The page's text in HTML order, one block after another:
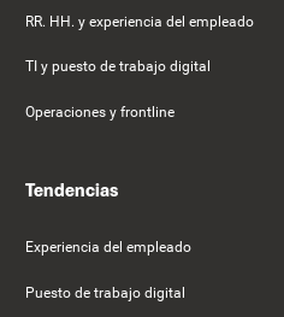
RR. HH. y experiencia del empleado
TI y puesto de trabajo digital
Operaciones y frontline
Tendencias
Experiencia del empleado
Puesto de trabajo digital